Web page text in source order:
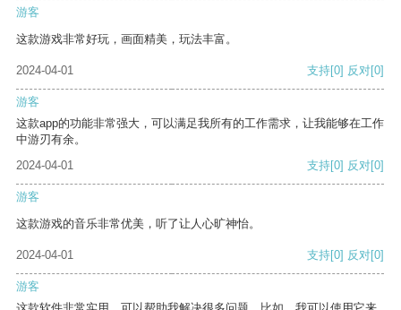
游客
这款游戏非常好玩，画面精美，玩法丰富。
2024-04-01 支持[0] 反对[0]
游客
这款app的功能非常强大，可以满足我所有的工作需求，让我能够在工作
中游刃有余。
2024-04-01
支持[0] 反对[0]
游客
这款游戏的音乐非常优美，听了让人心旷神怡。
2024-04-01 支持[0] 反对[0]
游客